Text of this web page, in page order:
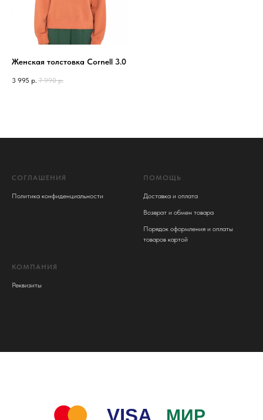
Женская толстовка Cornell 3.0
3 995 р. 7 990 р.
СОГЛАШЕНИЯ
Политика конфиденциальности
ПОМОЩЬ
Доставка и оплата
Возврат и обмен товара
Порядок оформления и оплаты
товаров картой
КОМПАНИЯ
Реквизиты